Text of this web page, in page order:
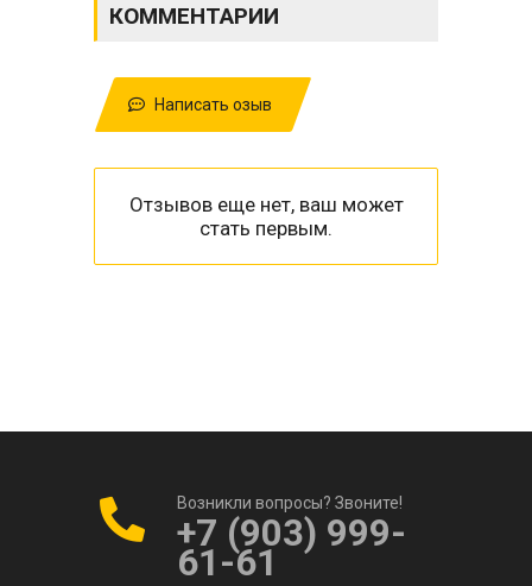
КОММЕНТАРИИ
Написать озыв
Отзывов еще нет, ваш может
стать первым.
Возникли вопросы? Звоните!
+7 (903) 999-
61-61